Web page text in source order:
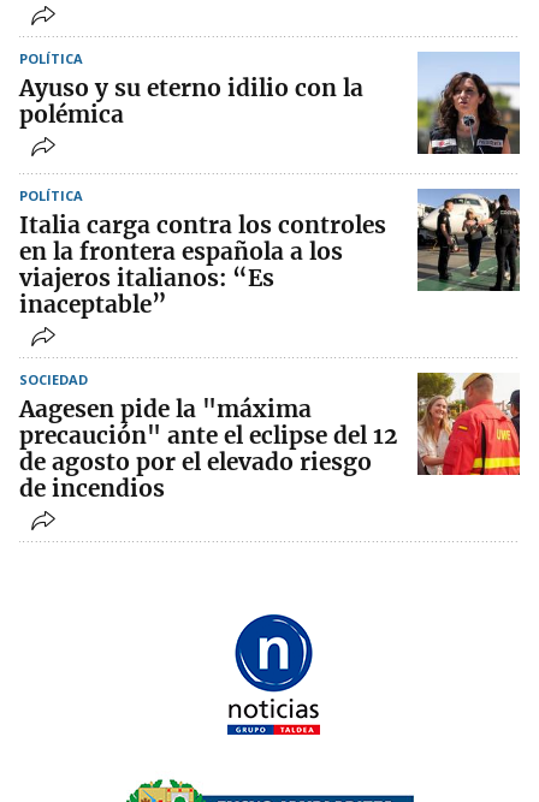
POLÍTICA
Ayuso y su eterno idilio con la
polémica
POLÍTICA
Italia carga contra los controles
en la frontera española a los
viajeros italianos: “Es
inaceptable”
SOCIEDAD
Aagesen pide la "máxima
precaución" ante el eclipse del 12
de agosto por el elevado riesgo
de incendios